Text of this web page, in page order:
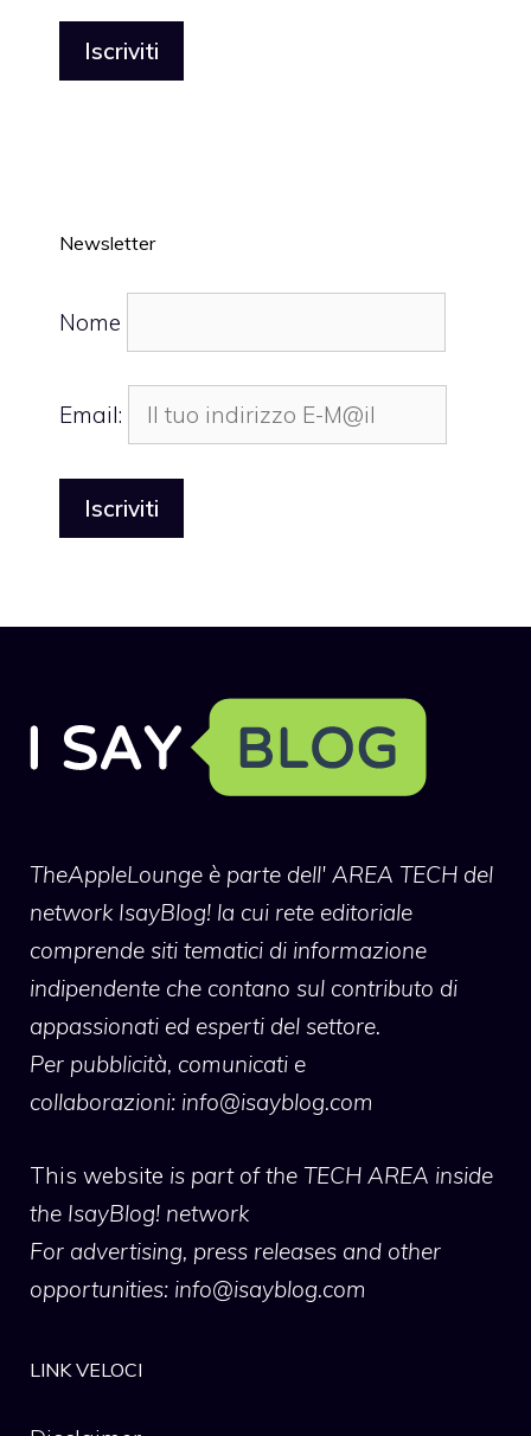
Newsletter
Nome
Email:
TheAppleLounge è parte dell' AREA TECH del
network IsayBlog! la cui rete editoriale
comprende siti tematici di informazione
indipendente che contano sul contributo di
appassionati ed esperti del settore.
Per pubblicità, comunicati e
collaborazioni: info@isayblog.com
This website is part of the TECH AREA inside
the IsayBlog! network
For advertising, press releases and other
opportunities: info@isayblog.com
LINK VELOCI